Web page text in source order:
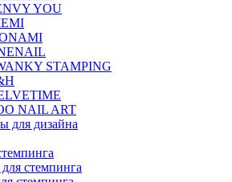
YOU
STAMPING
NAIL ART
для дизайна
стемпинга